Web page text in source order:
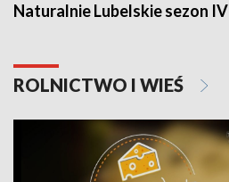
Naturalnie Lubelskie sezon IV
ROLNICTWO I WIEŚ